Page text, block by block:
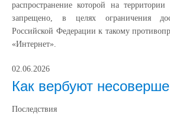
распространение которой на
запрещено, в целях ограничения
Российской Федерации к такому
«Интернет».
02.06.2026
Как вербуют
Последствия